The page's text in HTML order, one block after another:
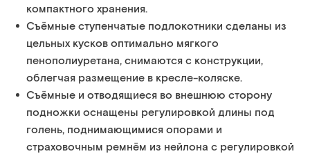
компактного хранения.
Съёмные ступенчатые подлокотники сделаны из
цельных кусков оптимально мягкого
пенополиуретана, снимаются с конструкции,
облегчая размещение в кресле-коляске.
Съёмные и отводящиеся во внешнюю сторону
подножки оснащены регулировкой длины под
голень, поднимающимися опорами и
страховочным ремнём из нейлона с регулировкой